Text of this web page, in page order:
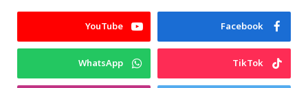
Facebook
YouTube
TikTok
WhatsApp